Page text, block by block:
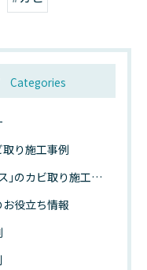
Categories
り施工事例
カビ取り施工事例
役立ち情報